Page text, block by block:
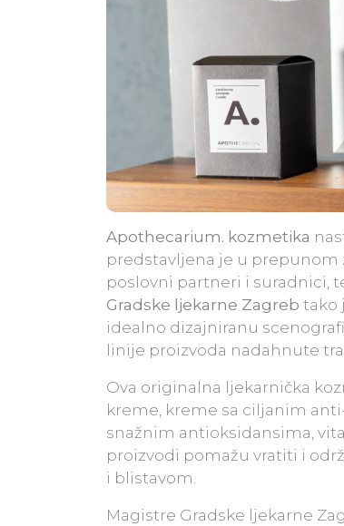
Apothecarium. kozmetika
predstavljena je u
poslovni partneri i suradnici,
Gradske ljekarne Zagreb tako
idealno dizajniranu
linije proizvoda nadahnute
Ova originalna ljekarnička
kreme, kreme sa ciljanim
snažnim antioksidansima,
proizvodi pomažu vratiti i
i blistavom.
Magistre Gradske ljekarne